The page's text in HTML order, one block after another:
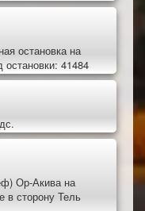
остановка на
41484
Ор-Акива на
в сторону Тель